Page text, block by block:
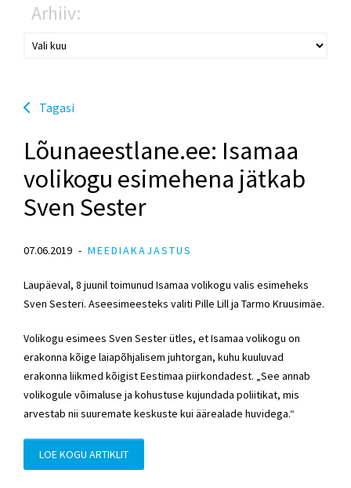
Arhiiv:
Tagasi
Lõunaeestlane.ee: Isamaa
volikogu esimehena jätkab
Sven Sester
07.06.2019 MEEDIAKAJASTUS
Laupäeval, 8 juunil toimunud Isamaa volikogu valis esimeheks
Sven Sesteri. Aseesimeesteks valiti Pille Lill ja Tarmo Kruusimäe.
Volikogu esimees Sven Sester ütles, et Isamaa volikogu on
erakonna kõige laiapõhjalisem juhtorgan, kuhu kuuluvad
erakonna liikmed kõigist Eestimaa piirkondadest. „See annab
volikogule võimaluse ja kohustuse kujundada poliitikat, mis
arvestab nii suuremate keskuste kui äärealade huvidega.“
LOE KOGU ARTIKLIT